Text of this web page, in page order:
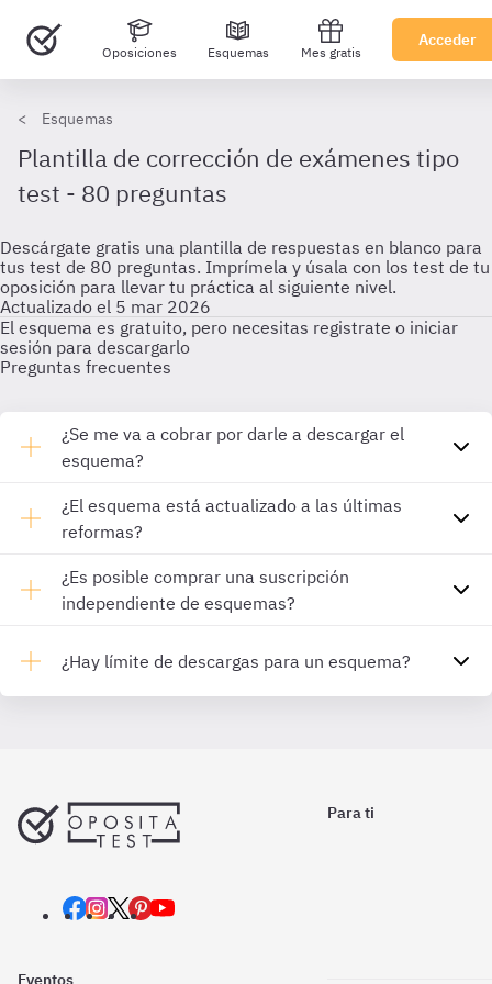
Oposiciones Esquemas Mes gratis
Acceder
Esquemas
Plantilla de corrección de exámenes tipo
test - 80 preguntas
Descárgate gratis una plantilla de respuestas en blanco para
tus test de 80 preguntas. Imprímela y úsala con los test de tu
oposición para llevar tu práctica al siguiente nivel.
Actualizado el 5 mar 2026
El esquema es gratuito, pero necesitas registrate o iniciar
sesión para descargarlo
Preguntas frecuentes
¿Se me va a cobrar por darle a descargar el
esquema?
¿El esquema está actualizado a las últimas
reformas?
¿Es posible comprar una suscripción
independiente de esquemas?
¿Hay límite de descargas para un esquema?
Para ti
Eventos